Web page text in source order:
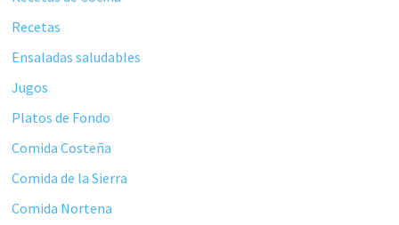
Recetas
Ensaladas saludables
Jugos
Platos de Fondo
Comida Costeña
Comida de la Sierra
Comida Nortena